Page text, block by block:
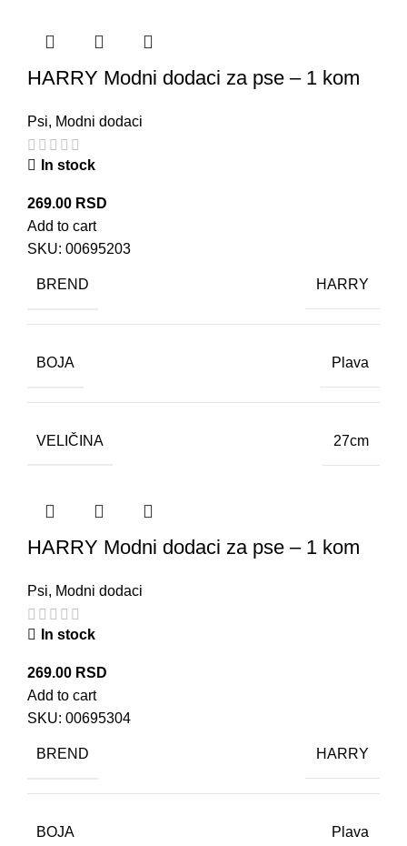
HARRY Modni dodaci za pse – 1 kom
Psi, Modni dodaci
In stock
269.00 RSD
Add to cart
SKU: 00695203
BREND HARRY
BOJA Plava
VELIČINA 27cm
HARRY Modni dodaci za pse – 1 kom
Psi, Modni dodaci
In stock
269.00 RSD
Add to cart
SKU: 00695304
BREND HARRY
BOJA Plava